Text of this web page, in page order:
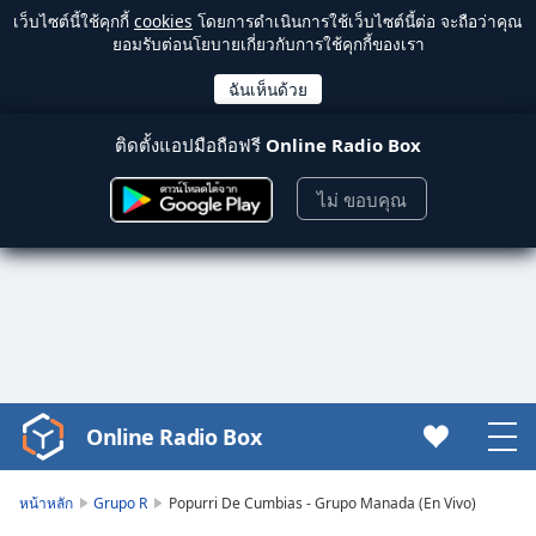
เว็บไซต์นี้ใช้คุกกี้ cookies โดยการดำเนินการใช้เว็บไซต์นี้ต่อ จะถือว่าคุณ
ยอมรับต่อนโยบายเกี่ยวกับการใช้คุกกี้ของเรา
ติดตั้งแอปมือถือฟรี Online Radio Box
ไม่ ขอบคุณ
Video
Player
Online Radio Box
หน้าหลัก Grupo R Popurri De Cumbias - Grupo Manada (En Vivo)